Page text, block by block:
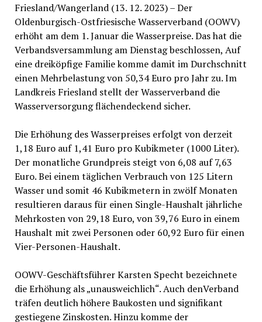
Friesland/Wangerland (13. 12. 2023) – Der
Oldenburgisch-Ostfriesische Wasserverband (OOWV)
erhöht am dem 1. Januar die Wasserpreise. Das hat die
Verbandsversammlung am Dienstag beschlossen, Auf
eine dreiköpfige Familie komme damit im Durchschnitt
einen Mehrbelastung von 50,34 Euro pro Jahr zu. Im
Landkreis Friesland stellt der Wasserverband die
Wasserversorgung flächendeckend sicher.
Die Erhöhung des Wasserpreises erfolgt von derzeit
1,18 Euro auf 1,41 Euro pro Kubikmeter (1000 Liter).
Der monatliche Grundpreis steigt von 6,08 auf 7,63
Euro. Bei einem täglichen Verbrauch von 125 Litern
Wasser und somit 46 Kubikmetern in zwölf Monaten
resultieren daraus für einen Single-Haushalt jährliche
Mehrkosten von 29,18 Euro, von 39,76 Euro in einem
Haushalt mit zwei Personen oder 60,92 Euro für einen
Vier-Personen-Haushalt.
OOWV-Geschäftsführer Karsten Specht bezeichnete
die Erhöhung als „unausweichlich“. Auch denVerband
träfen deutlich höhere Baukosten und signifikant
gestiegene Zinskosten. Hinzu komme der